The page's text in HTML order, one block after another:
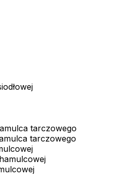
tarczowego
tarczowego